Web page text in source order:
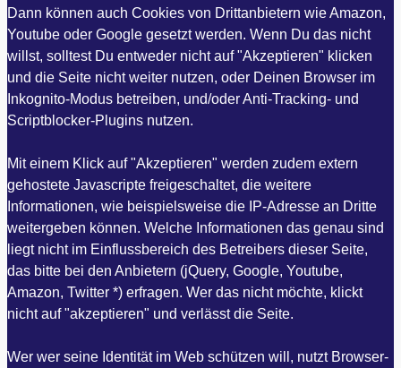
Dann können auch Cookies von Drittanbietern wie Amazon,
Youtube oder Google gesetzt werden. Wenn Du das nicht
willst, solltest Du entweder nicht auf "Akzeptieren" klicken
und die Seite nicht weiter nutzen, oder Deinen Browser im
Inkognito-Modus betreiben, und/oder Anti-Tracking- und
Scriptblocker-Plugins nutzen.
Mit einem Klick auf "Akzeptieren" werden zudem extern
gehostete Javascripte freigeschaltet, die weitere
Informationen, wie beispielsweise die IP-Adresse an Dritte
weitergeben können. Welche Informationen das genau sind
liegt nicht im Einflussbereich des Betreibers dieser Seite,
das bitte bei den Anbietern (jQuery, Google, Youtube,
Amazon, Twitter *) erfragen. Wer das nicht möchte, klickt
nicht auf "akzeptieren" und verlässt die Seite.
Wer wer seine Identität im Web schützen will, nutzt Browser-